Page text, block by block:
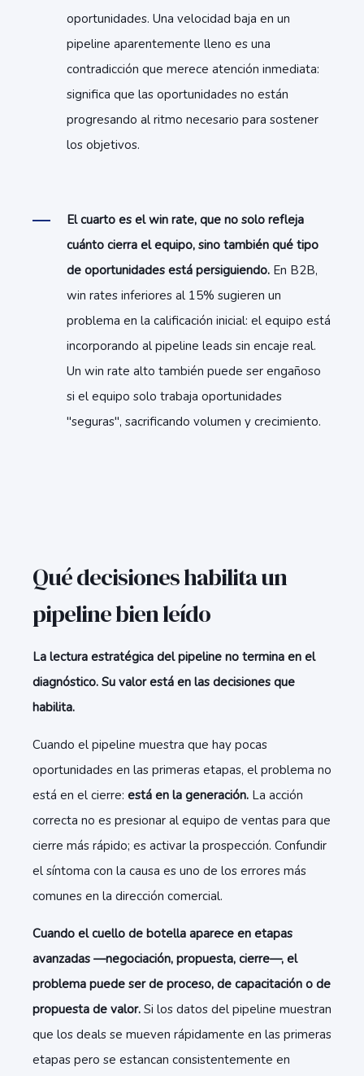
oportunidades. Una velocidad baja en un
pipeline aparentemente lleno es una
contradicción que merece atención inmediata:
significa que las oportunidades no están
progresando al ritmo necesario para sostener
los objetivos.
El cuarto es el win rate, que no solo refleja
cuánto cierra el equipo, sino también qué tipo
de oportunidades está persiguiendo. En B2B,
win rates inferiores al 15% sugieren un
problema en la calificación inicial: el equipo está
incorporando al pipeline leads sin encaje real.
Un win rate alto también puede ser engañoso
si el equipo solo trabaja oportunidades
"seguras", sacrificando volumen y crecimiento.
Qué decisiones habilita un
pipeline bien leído
La lectura estratégica del pipeline no termina en el
diagnóstico. Su valor está en las decisiones que
habilita.
Cuando el pipeline muestra que hay pocas
oportunidades en las primeras etapas, el problema no
está en el cierre: está en la generación. La acción
correcta no es presionar al equipo de ventas para que
cierre más rápido; es activar la prospección. Confundir
el síntoma con la causa es uno de los errores más
comunes en la dirección comercial.
Cuando el cuello de botella aparece en etapas
avanzadas —negociación, propuesta, cierre—, el
problema puede ser de proceso, de capacitación o de
propuesta de valor. Si los datos del pipeline muestran
que los deals se mueven rápidamente en las primeras
etapas pero se estancan consistentemente en